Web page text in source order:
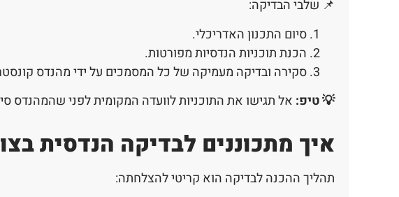
📌 שלבי הבדיקה:
סיום התכנון האדריכלי.
הכנת תוכניות הנדסיות מפורטות.
סקירה ובדיקה מעמיקה של כל המסמכים על ידי מהנדס
💡 טיפ: אל תגישו את התוכניות לוועדה המקומית לפני שהמהנדס
איך מתכוננים לבדיקה הנדסית
תהליך ההכנה לבדיקה הוא קריטי להצלחתה: